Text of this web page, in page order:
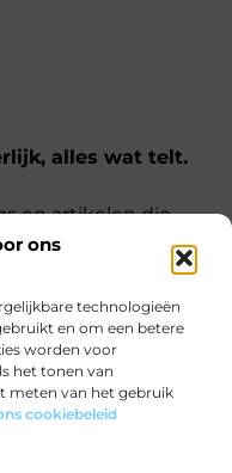
ons
technologieën
en om een betere
worden voor
het tonen van
meten van het gebruik
cookiebeleid
alles wat telt.
en artikelen die
uit het